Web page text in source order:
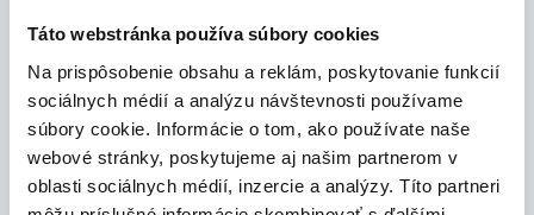
Táto webstránka používa súbory cookies
Na prispôsobenie obsahu a reklám, poskytovanie funkcií
sociálnych médií a analýzu návštevnosti používame
súbory cookie. Informácie o tom, ako používate naše
webové stránky, poskytujeme aj našim partnerom v
oblasti sociálnych médií, inzercie a analýzy. Títo partneri
Popis produktu
Vlastnosti:
balónik k manometrickému tlakomeru so